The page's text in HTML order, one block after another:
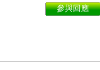
參與回應